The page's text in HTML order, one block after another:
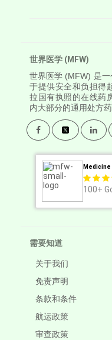
世界医学 (MFW)
世界医学 (MFW) 是
于提供安全和负担得
拉国有执照的在线药
内大部分的通用处方药
Medicine
100+
需要知道
关于我们
免责声明
条款和条件
航运政策
审查政策